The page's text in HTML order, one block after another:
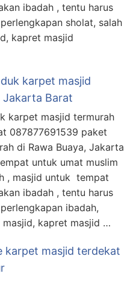
ibadah , tentu harus
sholat, salah
kapret masjid
karpet masjid
Jakarta Barat
karpet masjid termurah
087877691539 paket
di Rawa Buaya, Jakarta
untuk umat muslim
, masjid untuk tempat
ibadah , tentu harus
ibadah,
masjid, kapret masjid …
karpet masjid terdekat